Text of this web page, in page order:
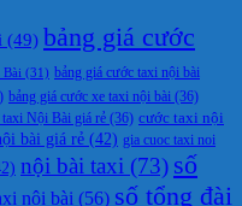
(49) bảng giá cước
(31) bảng giá cước taxi nội bài
bảng giá cước xe taxi nội bài (36)
Nội Bài giá rẻ (36) cước taxi nội
bài giá rẻ (42) gia cuoc taxi noi
nội bài taxi (73) số
nội bài (56) số tổng đài